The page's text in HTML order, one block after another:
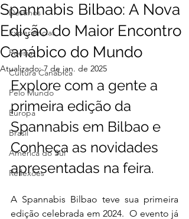
Destinos
Experiências
Poesia
Cultura Canábica
Pelo Mundo
Europa
Brasil
América do Sul
Reflexões
Spannabis Bilbao: A Nova
Edição do Maior Encontro
Canábico do Mundo
Atualizado:7 de jan. de 2025
Explore com a gente a
primeira edição da
Spannabis em Bilbao e
Conheça as novidades
apresentadas na feira.
A Spannabis Bilbao teve sua primeira
edição celebrada em 2024.  O evento já